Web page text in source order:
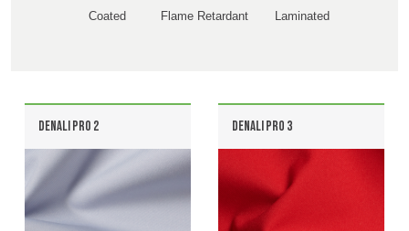
Événements
Recherche Avancée
Connexion
S'inscrire
IRELAND & REPUBLIC
OF IRELAND
Coated Flame Retardant Laminated
DENALI PRO 2 DENALI PRO 3